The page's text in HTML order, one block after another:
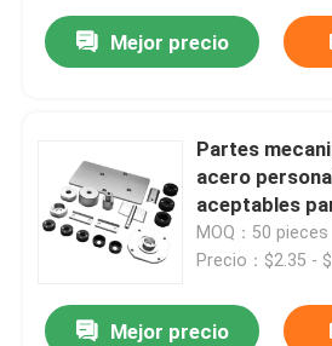
Mejor precio
Partes
acero
aceptables
precisión de
industrial
MOQ：50 pieces
Precio：$2.35 -
Mejor precio